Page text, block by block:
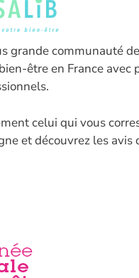
grande communauté de
être en France avec
celui qui vous
et découvrez les avis